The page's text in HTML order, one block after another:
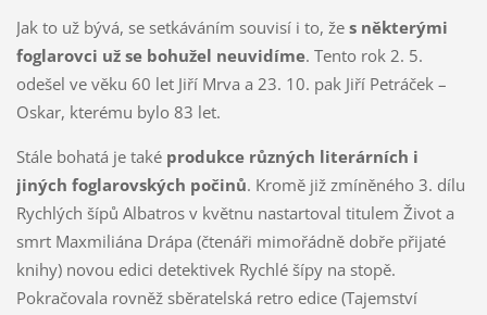
Jak to už bývá, se setkáváním souvisí i to, že s některými
foglarovci už se bohužel neuvidíme. Tento rok 2. 5.
odešel ve věku 60 let Jiří Mrva a 23. 10. pak Jiří Petráček –
Oskar, kterému bylo 83 let.
Stále bohatá je také produkce různých literárních i
jiných foglarovských počinů. Kromě již zmíněného 3. dílu
Rychlých šípů Albatros v květnu nastartoval titulem Život a
smrt Maxmiliána Drápa (čtenáři mimořádně dobře přijaté
knihy) novou edici detektivek Rychlé šípy na stopě.
Pokračovala rovněž sběratelská retro edice (Tajemství